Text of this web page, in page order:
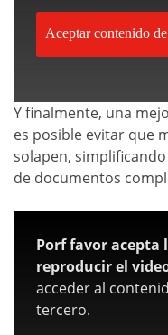
Aceptar contenido
Y finalmente, una
es posible evitar que
solapen,
de documentos
Porf favor acepta
reproducir el
acceder al
tercero.